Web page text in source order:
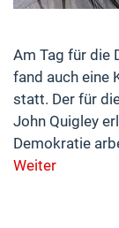
Am Tag für die
fand auch eine
statt. Der für
John Quigley
Demokratie
Weiter